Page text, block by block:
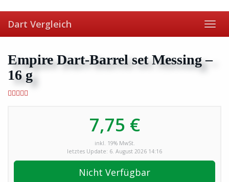
to
main
content
Dart Vergleich
Empire Dart-Barrel set Messing –
16 g
7,75 €
inkl. 19% MwSt.
letztes Update: 6. August 2026 14:16
Nicht Verfügbar